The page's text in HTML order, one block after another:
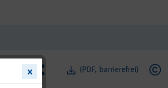
(PDF, barrierefrei)